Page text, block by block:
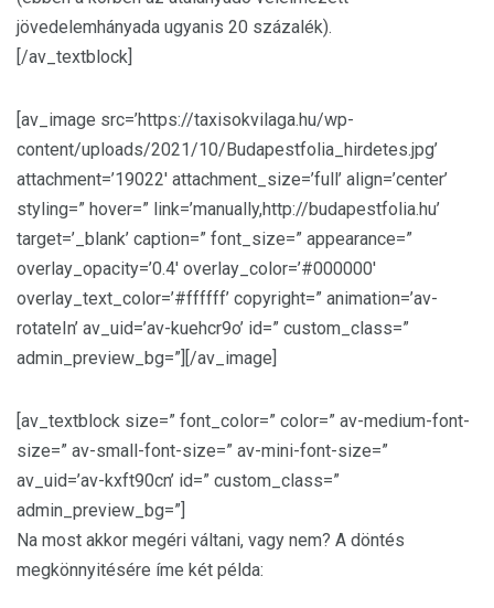
jövedelemhányada ugyanis 20 százalék).
[/av_textblock]
[av_image src=’https://taxisokvilaga.hu/wp-
content/uploads/2021/10/Budapestfolia_hirdetes.jpg’
attachment=’19022′ attachment_size=’full’ align=’center’
styling=” hover=” link=’manually,http://budapestfolia.hu’
target=’_blank’ caption=” font_size=” appearance=”
overlay_opacity=’0.4′ overlay_color=’#000000′
overlay_text_color=’#ffffff’ copyright=” animation=’av-
rotateIn’ av_uid=’av-kuehcr9o’ id=” custom_class=”
admin_preview_bg=”][/av_image]
[av_textblock size=” font_color=” color=” av-medium-font-
size=” av-small-font-size=” av-mini-font-size=”
av_uid=’av-kxft90cn’ id=” custom_class=”
admin_preview_bg=”]
Na most akkor megéri váltani, vagy nem? A döntés
megkönnyitésére íme két példa: